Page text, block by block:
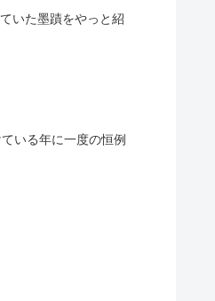
いた墨蹟をやっと紹
いる年に一度の恒例